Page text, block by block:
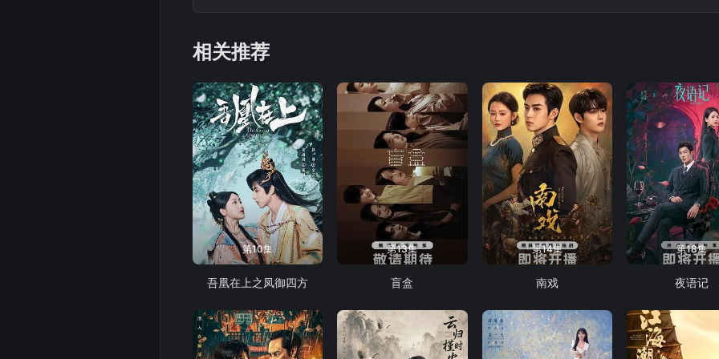
相关推荐
第10集
吾凰在上之凤御四方
第13集
盲盒
第14集
南戏
第18集
夜语记